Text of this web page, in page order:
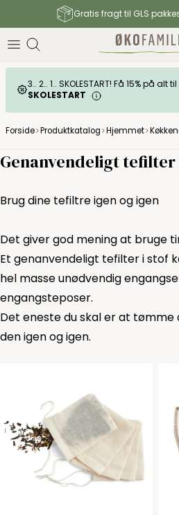
Gratis fragt til GLS
3.. 2.. 1.. SKOLESTART! Få 15% på
SKOLESTART
Forside Produktkatalog Hjemmet
Genanvendeligt
Brug dine tefiltre igen og igen
Det giver god mening at bruge
Et genanvendeligt tefilter i stof
hel masse unødvendig
engangsteposer.
Det eneste du skal er at tømme
den igen og igen.